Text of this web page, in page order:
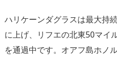
ハリケーンダグラスは最大持
に上げ、リフエの北東50マイ
を通過中です。オアフ島ホノ